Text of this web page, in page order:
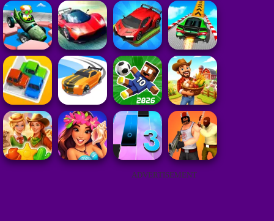
ADVERTISEMENT